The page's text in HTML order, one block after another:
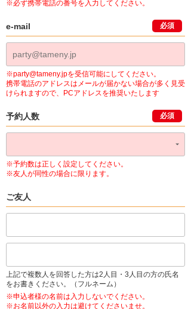
※必ず携帯電話の番号を入力してください。
e-mail 必須
※party@tameny.jpを受信可能にしてください。
携帯電話のアドレスはメールが届かない場合が多く見受
けられますので、PCアドレスを推奨いたします
予約人数 必須
※予約数は正しく設定してください。
※友人が同性の場合に限ります。
ご友人
上記で複数人を回答した方は2人目・3人目の方の氏名
をお書きください。（フルネーム）
※申込者様の名前は入力しないでください。
※お名前以外の入力は避けてくださいませ。